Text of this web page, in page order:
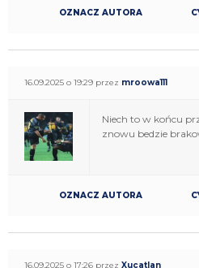
OZNACZ AUTORA
16.09.2025 o 19:29 przez mroowa111
Niech to w końcu
znowu bedzie
OZNACZ AUTORA
16.09.2025 o 17:26 przez Xucatlan